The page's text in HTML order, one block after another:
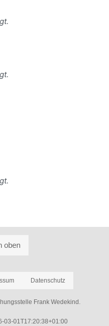
oben
Datenschutz
Frank Wedekind.
03-01T17:20:38+01:00